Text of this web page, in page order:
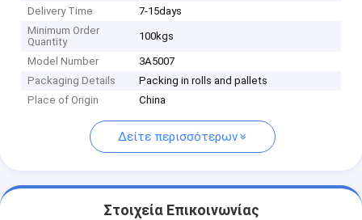
Delivery Time
7-15days
Minimum Order
Quantity
100kgs
Model Number
3A5007
Packaging Details
Packing in rolls and pallets
Place of Origin
China
Δείτε περισσότερων
Στοιχεία Επικοινωνίας